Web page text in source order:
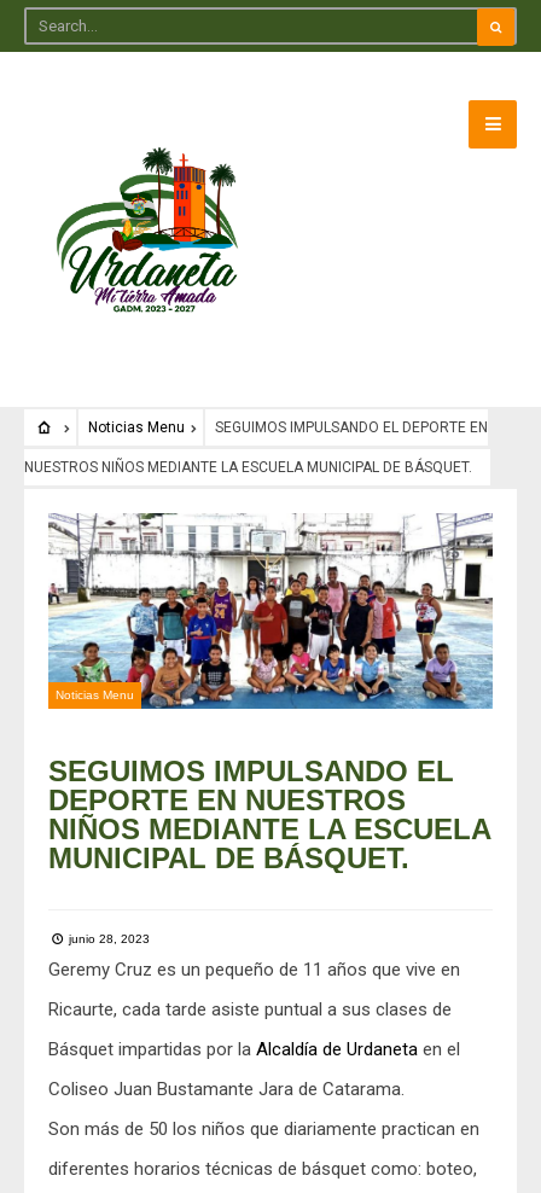
Noticias Menu SEGUIMOS IMPULSANDO EL DEPORTE EN
NUESTROS NIÑOS MEDIANTE LA ESCUELA MUNICIPAL DE BÁSQUET.
Noticias Menu
SEGUIMOS IMPULSANDO EL
DEPORTE EN NUESTROS
NIÑOS MEDIANTE LA ESCUELA
MUNICIPAL DE BÁSQUET.
junio 28, 2023
Geremy Cruz es un pequeño de 11 años que vive en
Ricaurte, cada tarde asiste puntual a sus clases de
Básquet impartidas por la Alcaldía de Urdaneta en el
Coliseo Juan Bustamante Jara de Catarama.
Son más de 50 los niños que diariamente practican en
diferentes horarios técnicas de básquet como: boteo,